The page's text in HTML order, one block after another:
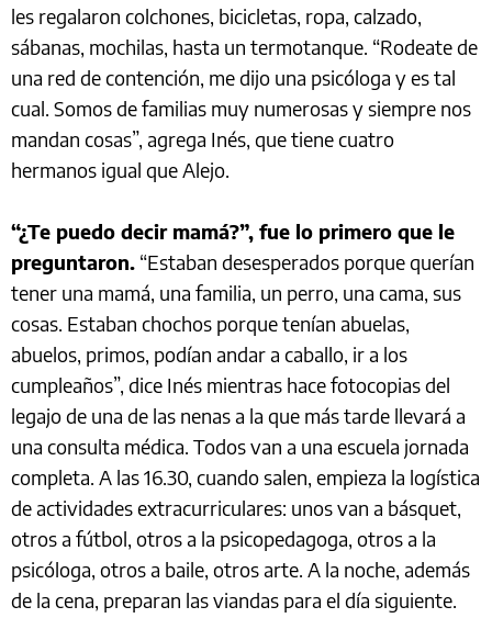
les regalaron colchones, bicicletas, ropa, calzado,
sábanas, mochilas, hasta un termotanque. “Rodeate de
una red de contención, me dijo una psicóloga y es tal
cual. Somos de familias muy numerosas y siempre nos
mandan cosas”, agrega Inés, que tiene cuatro
hermanos igual que Alejo.
“¿Te puedo decir mamá?”, fue lo primero que le
preguntaron. “Estaban desesperados porque querían
tener una mamá, una familia, un perro, una cama, sus
cosas. Estaban chochos porque tenían abuelas,
abuelos, primos, podían andar a caballo, ir a los
cumpleaños”, dice Inés mientras hace fotocopias del
legajo de una de las nenas a la que más tarde llevará a
una consulta médica. Todos van a una escuela jornada
completa. A las 16.30, cuando salen, empieza la logística
de actividades extracurriculares: unos van a básquet,
otros a fútbol, otros a la psicopedagoga, otros a la
psicóloga, otros a baile, otros arte. A la noche, además
de la cena, preparan las viandas para el día siguiente.